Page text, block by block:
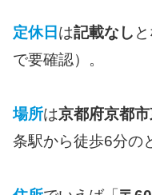
定休日 は記載なし
で要確認）。
場所は京都府京都
条駅から徒歩6分の